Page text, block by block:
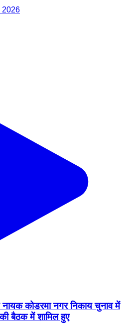
2026
नायक कोडरमा नगर निकाय चुनाव में
की बैठक में शामिल हुए